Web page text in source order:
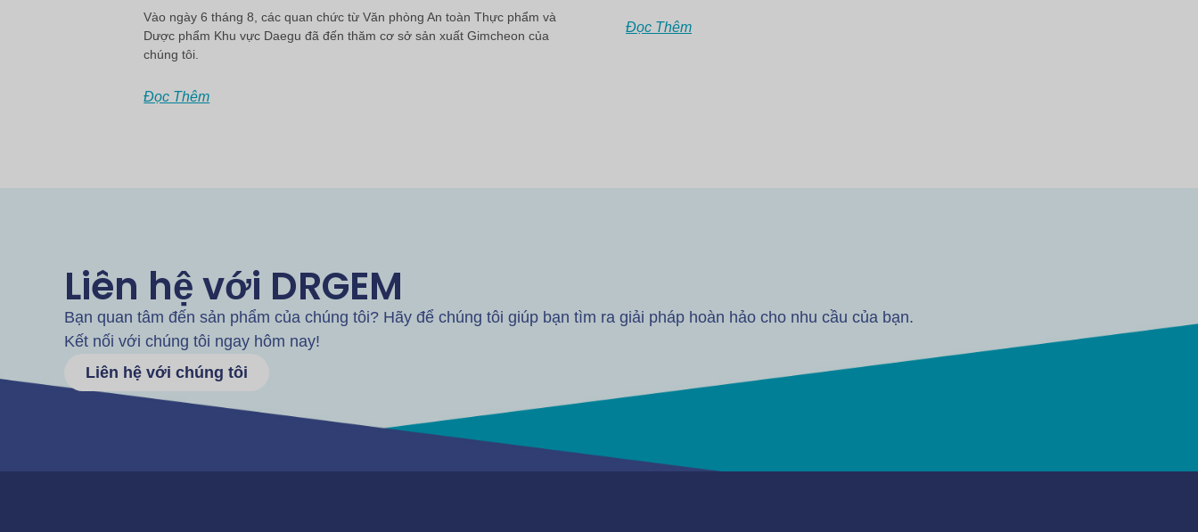
Vào ngày 6 tháng 8, các quan chức từ Văn phòng An toàn Thực phẩm và
Dược phẩm Khu vực Daegu đã đến thăm cơ sở sản xuất Gimcheon của
chúng tôi.
Đọc Thêm
Đọc Thêm
Liên hệ với DRGEM
Bạn quan tâm đến sản phẩm của chúng tôi? Hãy để chúng tôi giúp bạn tìm ra giải pháp hoàn hảo cho nhu cầu của bạn.
Kết nối với chúng tôi ngay hôm nay!
Liên hệ với chúng tôi